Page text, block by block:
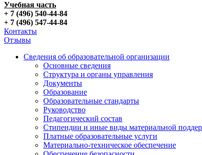
Учебная часть
+ 7 (496) 540-44-84
+ 7 (496) 547-44-84
Контакты
Отзывы
Сведения об образовательной организации
Основные сведения
Структура и органы управления
Документы
Образование
Образовательные стандарты
Руководство
Педагогический состав
Стипендии и иные виды материальной
Платные образовательные услуги
Материально-техническое обеспечение